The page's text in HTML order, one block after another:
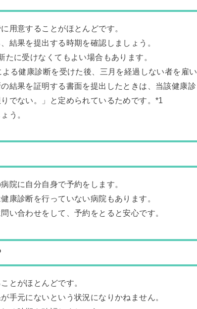
用意することがほとんどです。
結果を提出する時期を確認しましょう。
に受けなくてもよい場合もあります。
る健康診断を受けた後、三月を経過しない者を雇い
結果を証明する書面を提出したときは、当該健康診
でない。」と定められているためです。*1
う。
院に自分自身で予約をします。
康診断を行っていない病院もあります。
い合わせをして、予約をとると安心です。
とがほとんどです。
手元にないという状況になりかねません。